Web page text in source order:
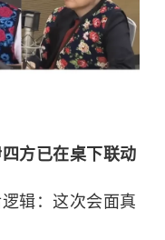
方已在桌下联动
辑：这次会面真